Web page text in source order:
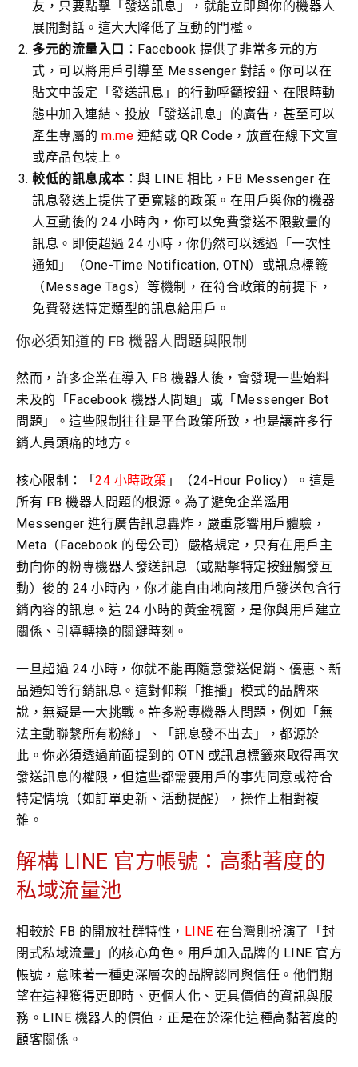
友，只要點擊「發送訊息」，就能立即與你的機器人
展開對話。這大大降低了互動的門檻。
多元的流量入口 ：Facebook 提供了非常多元的方
式，可以將用戶引導至 Messenger 對話。你可以在
貼文中設定「發送訊息」的行動呼籲按鈕、在限時動
態中加入連結、投放「發送訊息」的廣告，甚至可以
產生專屬的 m.me 連結或 QR Code，放置在線下文宣
或產品包裝上。
較低的訊息成本：與 LINE 相比，FB Messenger 在
訊息發送上提供了更寬鬆的政策。在用戶與你的機器
人互動後的 24 小時內，你可以免費發送不限數量的
訊息。即使超過 24 小時，你仍然可以透過「一次性
通知」（One-Time Notification, OTN）或訊息標籤
（Message Tags）等機制，在符合政策的前提下，
免費發送特定類型的訊息給用戶。
你必須知道的 FB 機器人問題與限制
然而，許多企業在導入 FB 機器人後，會發現一些始料
未及的「Facebook 機器人問題」或「Messenger Bot
問題」。這些限制往往是平台政策所致，也是讓許多行
銷人員頭痛的地方。
核心限制：「 24 小時政策 」（24-Hour Policy）。這是
所有 FB 機器人問題的根源。為了避免企業濫用
Messenger 進行廣告訊息轟炸，嚴重影響用戶體驗，
Meta（Facebook 的母公司）嚴格規定，只有在用戶主
動向你的粉專機器人發送訊息（或點擊特定按鈕觸發互
動）後的 24 小時內，你才能自由地向該用戶發送包含行
銷內容的訊息。這 24 小時的黃金視窗，是你與用戶建立
關係、引導轉換的關鍵時刻。
一旦超過 24 小時，你就不能再隨意發送促銷、優惠、新
品通知等行銷訊息。這對仰賴「推播」模式的品牌來
說，無疑是一大挑戰。許多粉專機器人問題，例如「無
法主動聯繫所有粉絲」、「訊息發不出去」，都源於
此。你必須透過前面提到的 OTN 或訊息標籤來取得再次
發送訊息的權限，但這些都需要用戶的事先同意或符合
特定情境（如訂單更新、活動提醒），操作上相對複
雜。
解構 LINE 官方帳號：高黏著度的
私域流量池
相較於 FB 的開放社群特性， LINE 在台灣則扮演了「封
閉式私域流量」的核心角色。用戶加入品牌的 LINE 官方
帳號，意味著一種更深層次的品牌認同與信任。他們期
望在這裡獲得更即時、更個人化、更具價值的資訊與服
務。LINE 機器人的價值，正是在於深化這種高黏著度的
顧客關係。